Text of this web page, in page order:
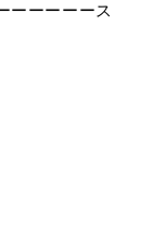
ーーーーース